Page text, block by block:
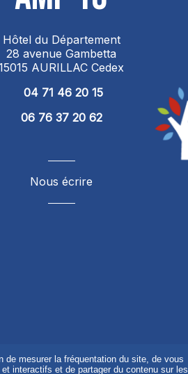
Hôtel du Département
28 avenue Gambetta
AURILLAC Cedex
04 71 46 20 15
06 76 37 20 62
Nous écrire
de mesurer la fréquentation du site, de vous
interactifs et de partager du contenu sur les